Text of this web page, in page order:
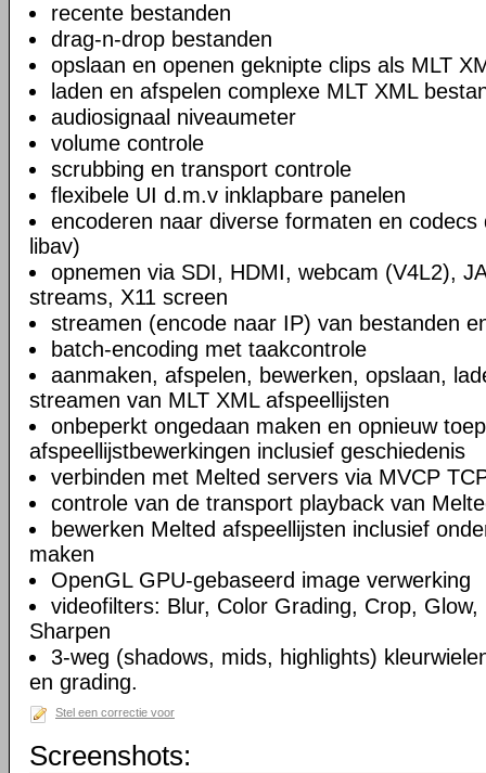
recente bestanden
drag-n-drop bestanden
opslaan en openen geknipte clips als MLT
laden en afspelen complexe MLT XML
audiosignaal niveaumeter
volume controle
scrubbing en transport controle
flexibele UI d.m.v inklapbare panelen
encoderen naar diverse formaten en codecs
libav)
opnemen via SDI, HDMI, webcam (V4L2),
streams, X11 screen
streamen (encode naar IP) van bestanden
batch-encoding met taakcontrole
aanmaken, afspelen, bewerken, opslaan,
streamen van MLT XML afspeellijsten
onbeperkt ongedaan maken en opnieuw
afspeellijstbewerkingen inclusief geschiedenis
verbinden met Melted servers via MVCP
controle van de transport playback van
bewerken Melted afspeellijsten inclusief
maken
OpenGL GPU-gebaseerd image verwerking
videofilters: Blur, Color Grading, Crop,
Sharpen
3-weg (shadows, mids, highlights)
en grading.
Stel een correctie voor
Screenshots: